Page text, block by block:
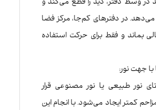
در وسط دفتر، دید را قطع می‌کند و
در دفترهای کم‌جا، مرکز فضا
بماند و فقط برای حرکت استفاده
جهت نور:
نور طبیعی یا نور مصنوعی قرار
کمتر ایجاد می‌شود. با انجام این